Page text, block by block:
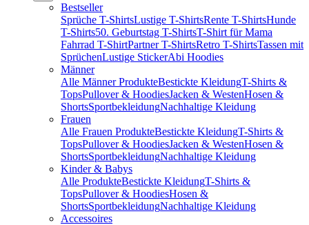
Bestseller
Sprüche T-ShirtsLustige T-ShirtsRente T-ShirtsHunde
T-Shirts50. Geburtstag T-ShirtsT-Shirt für Mama
Fahrrad T-ShirtPartner T-ShirtsRetro T-ShirtsTassen mit
SprüchenLustige StickerAbi Hoodies
Männer
Alle Männer ProdukteBestickte KleidungT-Shirts &
TopsPullover & HoodiesJacken & WestenHosen &
ShortsSportbekleidungNachhaltige Kleidung
Frauen
Alle Frauen ProdukteBestickte KleidungT-Shirts &
TopsPullover & HoodiesJacken & WestenHosen &
ShortsSportbekleidungNachhaltige Kleidung
Kinder & Babys
Alle ProdukteBestickte KleidungT-Shirts &
TopsPullover & HoodiesHosen &
ShortsSportbekleidungNachhaltige Kleidung
Accessoires